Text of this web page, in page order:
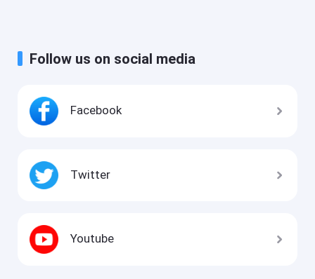
Follow us on social media
Facebook
Twitter
Youtube